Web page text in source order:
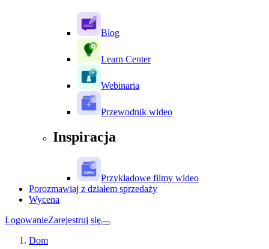
Blog
Learn Center
Webinaria
Przewodnik wideo
Inspiracja
Przykładowe filmy wideo
Porozmawiaj z działem sprzedaży
Wycena
LogowanieZarejestruj się
Dom